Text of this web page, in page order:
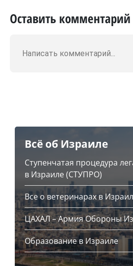
Оставить комментарий
Всё об Израиле
Ступенчатая процедура
в Израиле (СТУПРО)
Все о ветеринарах в
ЦАХАЛ – Армия Обороны
Образование в Израиле